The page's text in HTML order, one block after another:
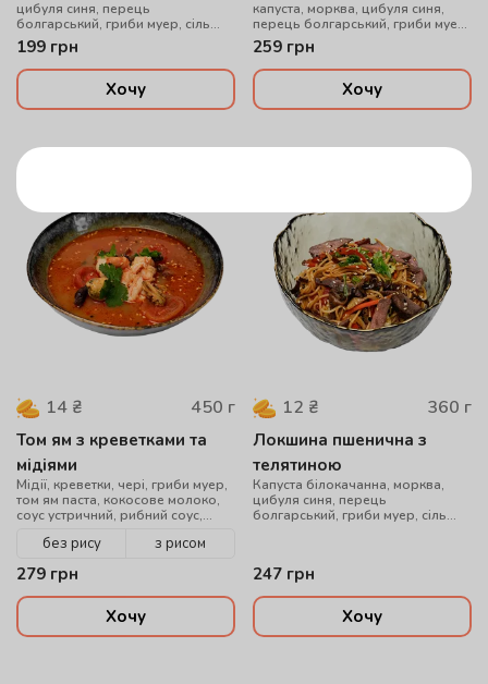
цибуля синя, перець
болгарський, гриби муер, сіль
китайська, локшина удон, соус
WOK, цибуля зелена, кунжут мікс,
куряче філе су-від
199 грн
Хочу
капуста, морква, цибуля синя,
перець болгарський, гриби муер,
рисова локшина, соус WOK,
цибуля зелена, кунжут мікс
259 грн
Хочу
14 ₴ 450 г
Том ям з креветками та
мідіями
Мідії, креветки, чері, гриби муер,
том ям паста, кокосове молоко,
соус устричний, рибний соус,
без рису з рисом
279 грн
Хочу
12 ₴ 360 г
Локшина пшенична з
телятиною
Капуста білокачанна, морква,
цибуля синя, перець
болгарський, гриби муер, сіль
247 грн
Хочу